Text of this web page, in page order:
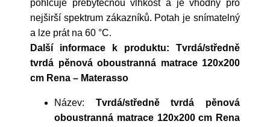
pohlcuje přebytečnou vlhkost a je vhodný pro
nejširší spektrum zákazníků. Potah je snímatelný
a lze prát na 60 °C.
Další informace k produktu: Tvrdá/středně
tvrdá pěnová oboustranná matrace 120x200
cm Rena – Materasso
Název: Tvrdá/středně tvrdá pěnová
oboustranná matrace 120x200 cm Rena